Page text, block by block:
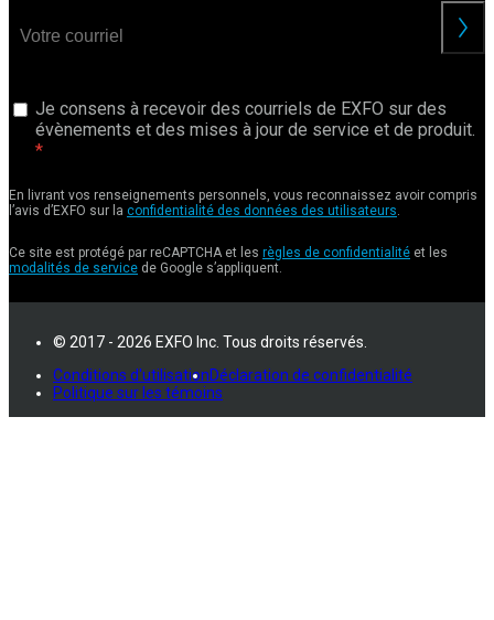
Je consens à recevoir des courriels de EXFO sur des
évènements et des mises à jour de service et de produit.
En livrant vos renseignements personnels, vous reconnaissez avoir compris
l’avis d’EXFO sur la confidentialité des données des utilisateurs.
Ce site est protégé par reCAPTCHA et les règles de confidentialité et les
modalités de service de Google s’appliquent.
© 2017 - 2026 EXFO Inc. Tous droits réservés.
Conditions d'utilisationDéclaration de confidentialité
Politique sur les témoins